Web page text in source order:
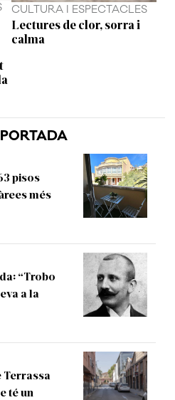
pisos
més
“Trobo
a la
Terrassa
té un
CULTURA I ESPECTACLES
Lectures de clor, sorra i
calma